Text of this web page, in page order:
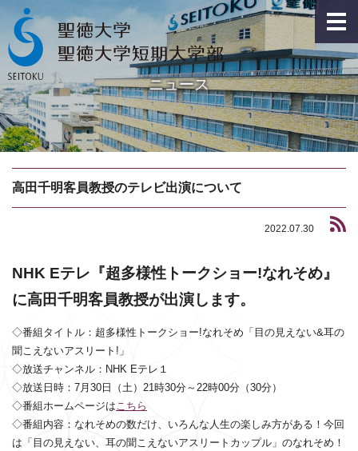
ニュース
高田千明客員教授のテレビ出演について
2022.07.30
NHK Eテレ『超多様性トークショー!なれそめ』
に高田千明客員教授が出演します。
◇番組タイトル：超多様性トークショー!なれそめ「目の見えない&耳の
聞こえないアスリート!」
◇放送チャンネル：NHK Eテレ１
◇放送日時：7月30日（土）21時30分～22時00分（30分）
◇番組ホームページはこちら
◇番組内容：なれそめの数だけ、いろんな人生の楽しみ方がある！ 今回
は「目の見えない、耳の聞こえないアスリートカップル」のなれそめ！